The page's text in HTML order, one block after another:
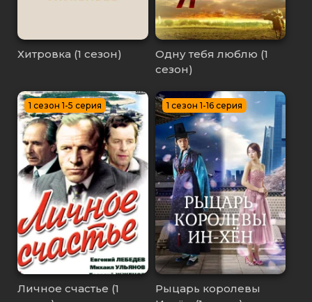
Хитровка (1 сезон)
Одну тебя люблю (1
сезон)
1 сезон 1-5 серия
Личное счастье (1
1 сезон 1-16 серия
Рыцарь королевы